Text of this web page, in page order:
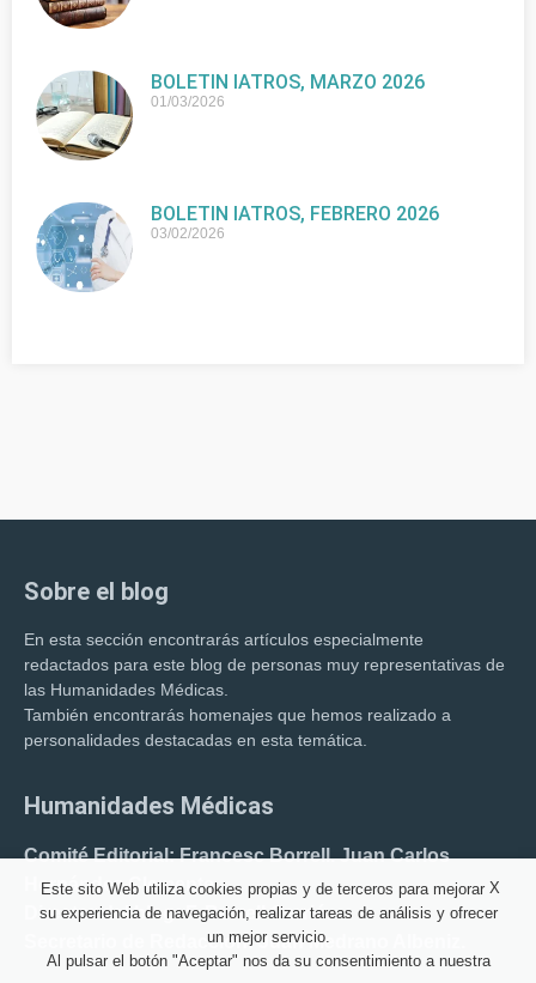
BOLETIN IATROS, MARZO 2026
01/03/2026
BOLETIN IATROS, FEBRERO 2026
03/02/2026
Sobre el blog
En esta sección encontrarás artículos especialmente
redactados para este blog de personas muy representativas de
las Humanidades Médicas.
También encontrarás homenajes que hemos realizado a
personalidades destacadas en esta temática.
Humanidades Médicas
Comité Editorial: Francesc Borrell. Juan Carlos
Hernández Clemente.
Director del blog: F. Borrell Carrió.
Secretario de Redacción: Juan Medrano Albeniz.
X
Este sito Web utiliza cookies propias y de terceros para mejorar
su experiencia de navegación, realizar tareas de análisis y ofrecer
un mejor servicio.
Al pulsar el botón "Aceptar" nos da su consentimiento a nuestra